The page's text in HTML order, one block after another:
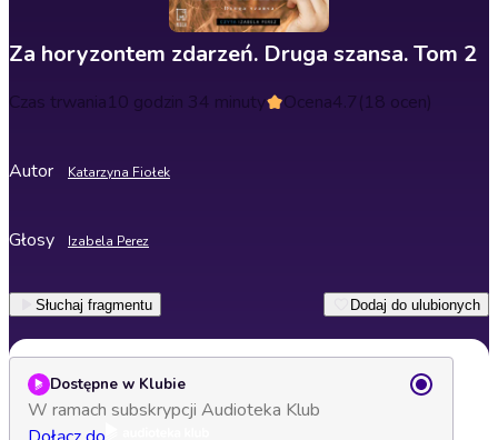
Za horyzontem zdarzeń. Druga szansa. Tom 2
Czas trwania10 godzin 34 minuty Ocena4.7(18 ocen)
Autor Katarzyna Fiołek
Głosy Izabela Perez
Słuchaj fragmentu Dodaj do ulubionych
Dostępne w Klubie
W ramach subskrypcji Audioteka Klub